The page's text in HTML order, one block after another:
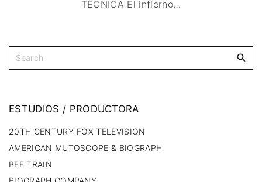
TÉCNICA El infierno…
ESTUDIOS / PRODUCTORA
20TH CENTURY-FOX TELEVISION
AMERICAN MUTOSCOPE & BIOGRAPH
BEE TRAIN